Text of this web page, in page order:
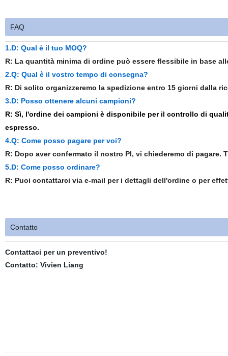
FAQ
1.D: Qual è il tuo MOQ?
R: La quantità minima di ordine può essere flessibile in base
2.Q: Qual è il vostro tempo di consegna?
R: Di solito organizzeremo la spedizione entro 15 giorni dalla
3.D: Posso ottenere alcuni campioni?
R: Sì, l'ordine dei campioni è disponibile per il controllo di
espresso.
4.Q: Come posso pagare per voi?
R: Dopo aver confermato il nostro PI, vi chiederemo di
5.D: Come posso ordinare?
R: Puoi contattarci via e-mail per i dettagli dell'ordine o per
Contatto
Contattaci per un preventivo!
Contatto: Vivien Liang